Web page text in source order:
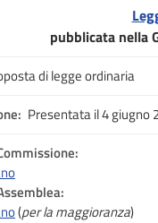
pubblicata nella
di legge ordinaria
Presentata il 4 giugno
(per la maggioranza)